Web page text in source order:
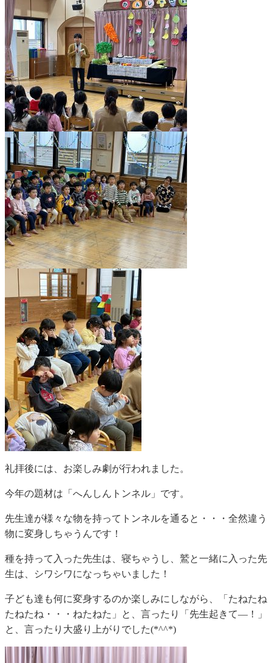
礼拝後には、お楽しみ劇が行われました。
今年の題材は「へんしんトンネル」です。
先生達が様々な物を持ってトンネルを通ると・・・全然違う
物に変身しちゃうんです！
種を持って入った先生は、寝ちゃうし、鷲と一緒に入った先
生は、シワシワになっちゃいました！
子ども達も何に変身するのか楽しみにしながら、「たねたね
たねたね・・・ねたねた」と、言ったり「先生起きて―！」
と、言ったり大盛り上がりでした(*^^*)